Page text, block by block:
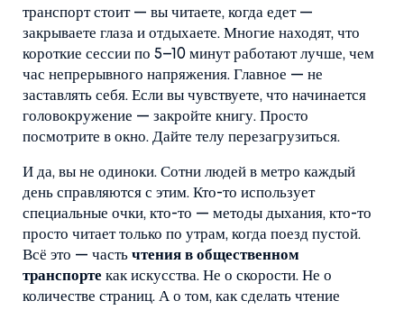
транспорт стоит — вы читаете, когда едет —
закрываете глаза и отдыхаете. Многие находят, что
короткие сессии по 5–10 минут работают лучше, чем
час непрерывного напряжения. Главное — не
заставлять себя. Если вы чувствуете, что начинается
головокружение — закройте книгу. Просто
посмотрите в окно. Дайте телу перезагрузиться.
И да, вы не одиноки. Сотни людей в метро каждый
день справляются с этим. Кто-то использует
специальные очки, кто-то — методы дыхания, кто-то
просто читает только по утрам, когда поезд пустой.
Всё это — часть чтения в общественном
транспорте как искусства. Не о скорости. Не о
количестве страниц. А о том, как сделать чтение